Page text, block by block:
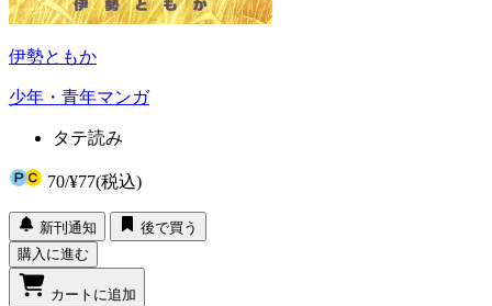
伊勢ともか
少年・青年マンガ
タテ読み
70/¥77(税込)
新刊通知
後で買う
購入に進む
カートに追加